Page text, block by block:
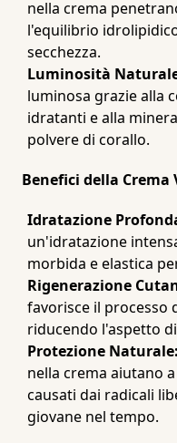
nella crema
l'equilibrio
secchezza.
Luminosità
luminosa grazie alla
idratanti e alla
polvere di corallo.
Benefici della
Idratazione
un'idratazione
morbida e elastica
Rigenerazione
favorisce il processo
riducendo l'aspetto
Protezione Naturale:
nella crema aiutano
causati dai radicali
giovane nel tempo.